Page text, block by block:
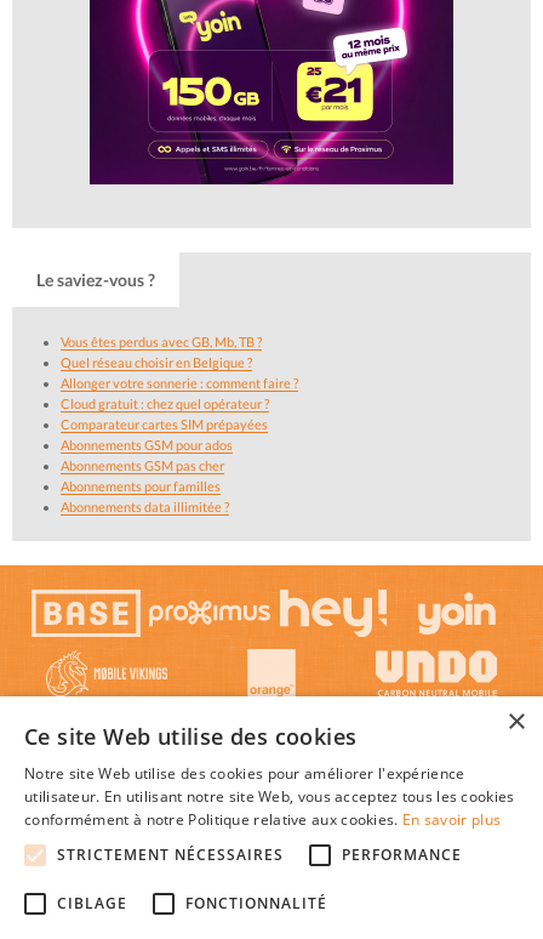
Le saviez-vous ?
Vous êtes perdus avec GB, Mb, TB ?
Quel réseau choisir en Belgique ?
Allonger votre sonnerie : comment faire ?
Cloud gratuit : chez quel opérateur ?
Comparateur cartes SIM prépayées
Abonnements GSM pour ados
Abonnements GSM pas cher
Abonnements pour familles
Abonnements data illimitée ?
avantageux en Belgique, au meilleur prix c'est facile !
×
Ce site Web utilise des cookies
Notre site Web utilise des cookies pour améliorer l'expérience
utilisateur. En utilisant notre site Web, vous acceptez tous les cookies
conformément à notre Politique relative aux cookies. En savoir plus
STRICTEMENT NÉCESSAIRES
PERFORMANCE
CIBLAGE FONCTIONNALITÉ